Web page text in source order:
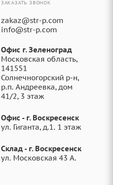
ЗАКАЗАТЬ ЗВОНОК
zakaz@str-p.com
info@str-p.com
Офис г. Зеленоград
Московская область,
141551
Солнечногорский р-н,
р.п. Андреевка, дом
41/2, 3 этаж
Офис - г. Воскресенск
ул. Гиганта, д.1. 1 этаж
Склад - г. Воскресенск
ул. Московская 43 А.